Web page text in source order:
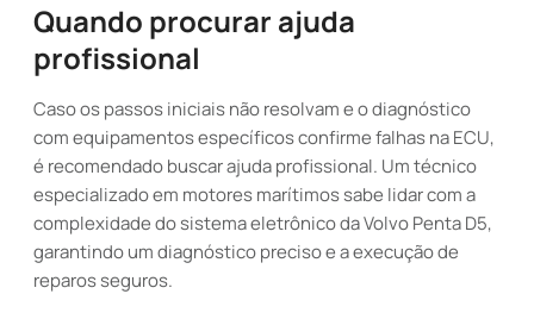
Quando procurar ajuda
profissional
Caso os passos iniciais não resolvam e o diagnóstico
com equipamentos específicos confirme falhas na ECU,
é recomendado buscar ajuda profissional. Um técnico
especializado em motores marítimos sabe lidar com a
complexidade do sistema eletrônico da Volvo Penta D5,
garantindo um diagnóstico preciso e a execução de
reparos seguros.